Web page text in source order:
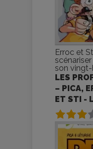
Erroc et
son vingt-
LES
– PICA,
ET STI -